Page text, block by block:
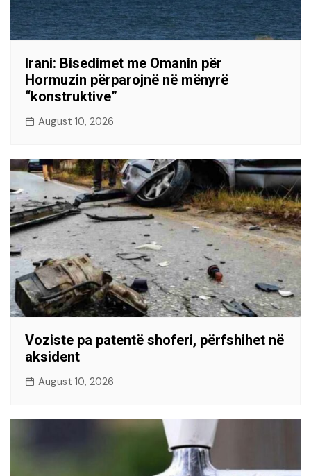
Irani: Bisedimet me Omanin për
Hormuzin përparojnë në mënyrë
“konstruktive”
August 10, 2026
Voziste pa patentë shoferi, përfshihet në
aksident
August 10, 2026